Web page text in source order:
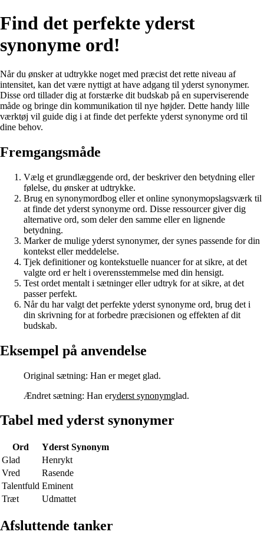
Find det perfekte yderst
synonyme ord!
Når du ønsker at udtrykke noget med præcist det rette niveau af
intensitet, kan det være nyttigt at have adgang til yderst synonymer.
Disse ord tillader dig at forstærke dit budskab på en superviserende
måde og bringe din kommunikation til nye højder. Dette handy lille
værktøj vil guide dig i at finde det perfekte yderst synonyme ord til
dine behov.
Fremgangsmåde
Vælg et grundlæggende ord, der beskriver den betydning eller
følelse, du ønsker at udtrykke.
Brug en synonymordbog eller et online synonymopslagsværk til
at finde det yderst synonyme ord. Disse ressourcer giver dig
alternative ord, som deler den samme eller en lignende
betydning.
Marker de mulige yderst synonymer, der synes passende for din
kontekst eller meddelelse.
Tjek definitioner og kontekstuelle nuancer for at sikre, at det
valgte ord er helt i overensstemmelse med din hensigt.
Test ordet mentalt i sætninger eller udtryk for at sikre, at det
passer perfekt.
Når du har valgt det perfekte yderst synonyme ord, brug det i
din skrivning for at forbedre præcisionen og effekten af dit
budskab.
Eksempel på anvendelse
Original sætning: Han er meget glad.
Ændret sætning: Han eryderst synonymglad.
Tabel med yderst synonymer
Ord
Yderst Synonym
Glad
Henrykt
Vred
Rasende
Talentfuld Eminent
Træt
Udmattet
Afsluttende tanker